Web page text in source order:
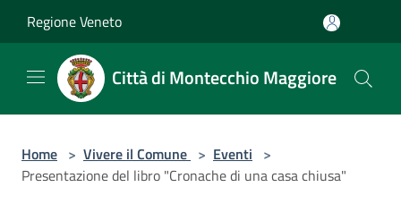
Regione Veneto
Città di Montecchio Maggiore
Home > Vivere il Comune > Eventi >
Presentazione del libro "Cronache di una casa chiusa"